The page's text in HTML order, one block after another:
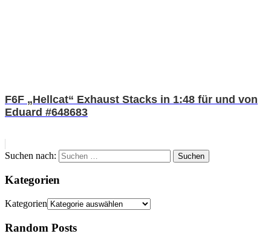
F6F „Hellcat“ Exhaust Stacks in 1:48 für und von
Eduard #648683
Suchen nach: Suchen
Kategorien
Kategorien
Random Posts